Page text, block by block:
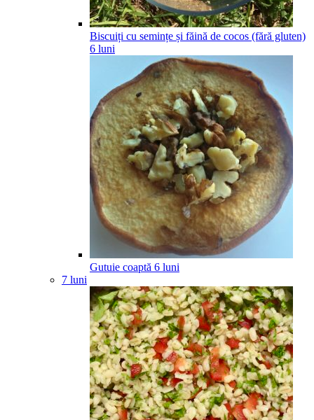
Biscuiți cu semințe și făină de cocos (fără gluten)
6 luni
Gutuie coaptă 6 luni
7 luni